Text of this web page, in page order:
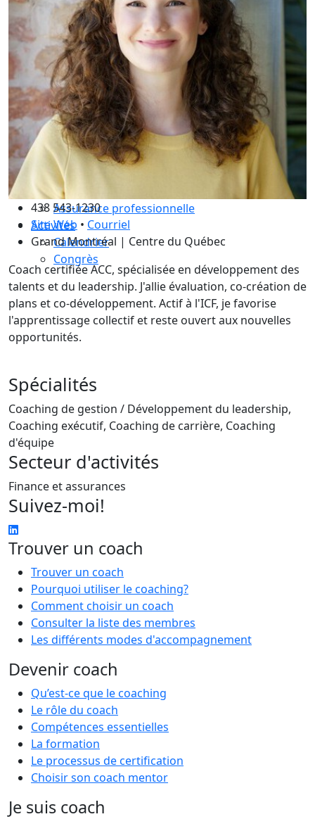
Compétences essentielles
La formation
Le processus de certification
Choisir son coach mentor
Je suis coach
Devenez membre ICF Mondial
Adhérez à ICF Québec
Les avantages ICF et ICF Québec
Adhérez à un comité
La supervision de coachs
Renouvellement de certification
Le code de déontologie
Assurance professionnelle
Activités
Calendrier
Congrès
438 543-1230
Site Web • Courriel
Grand Montréal | Centre du Québec
Coach certifiée ACC, spécialisée en développement des
talents et du leadership. J'allie évaluation, co-création de
plans et co-développement. Actif à l'ICF, je favorise
l'apprentissage collectif et reste ouvert aux nouvelles
opportunités.
Spécialités
Coaching de gestion / Développement du leadership,
Coaching exécutif, Coaching de carrière, Coaching
d'équipe
Secteur d'activités
Finance et assurances
Suivez-moi!
Trouver un coach
Trouver un coach
Pourquoi utiliser le coaching?
Comment choisir un coach
Consulter la liste des membres
Les différents modes d'accompagnement
Devenir coach
Qu’est-ce que le coaching
Le rôle du coach
Compétences essentielles
La formation
Le processus de certification
Choisir son coach mentor
Je suis coach